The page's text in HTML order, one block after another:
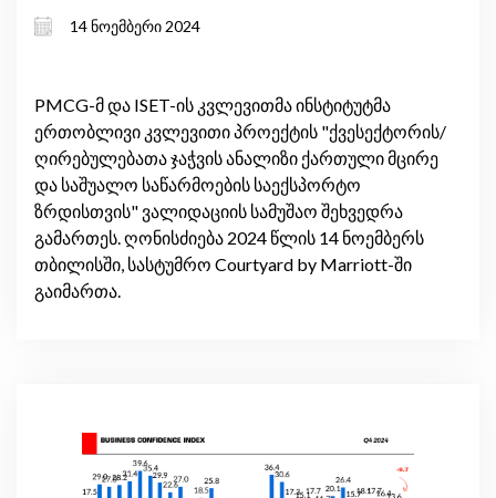
კვლევის ვალიდაციის სამუშაო
14 ნოემბერი 2024
PMCG-მ და ISET-ის კვლევითმა ინსტიტუტმა
ერთობლივი კვლევითი პროექტის "ქვესექტორის/
ღირებულებათა ჯაჭვის ანალიზი ქართული მცირე
და საშუალო საწარმოების საექსპორტო
ზრდისთვის" ვალიდაციის სამუშაო შეხვედრა
გამართეს. ღონისძიება 2024 წლის 14 ნოემბერს
თბილისში, სასტუმრო Courtyard by Marriott-ში
გაიმართა.